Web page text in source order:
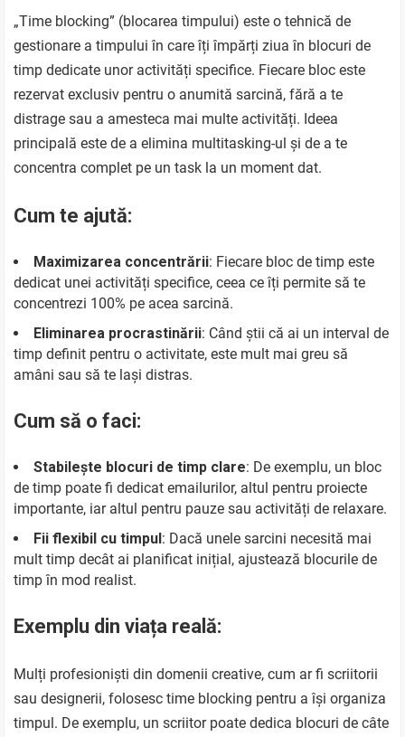
„Time blocking” (blocarea timpului) este o tehnică de
gestionare a timpului în care îți împărți ziua în blocuri de
timp dedicate unor activități specifice. Fiecare bloc este
rezervat exclusiv pentru o anumită sarcină, fără a te
distrage sau a amesteca mai multe activități. Ideea
principală este de a elimina multitasking-ul și de a te
concentra complet pe un task la un moment dat.
Cum te ajută:
Maximizarea concentrării: Fiecare bloc de timp este
dedicat unei activități specifice, ceea ce îți permite să te
concentrezi 100% pe acea sarcină.
Eliminarea procrastinării: Când știi că ai un interval de
timp definit pentru o activitate, este mult mai greu să
amâni sau să te lași distras.
Cum să o faci:
Stabilește blocuri de timp clare: De exemplu, un bloc
de timp poate fi dedicat emailurilor, altul pentru proiecte
importante, iar altul pentru pauze sau activități de relaxare.
Fii flexibil cu timpul: Dacă unele sarcini necesită mai
mult timp decât ai planificat inițial, ajustează blocurile de
timp în mod realist.
Exemplu din viața reală:
Mulți profesioniști din domenii creative, cum ar fi scriitorii
sau designerii, folosesc time blocking pentru a își organiza
timpul. De exemplu, un scriitor poate dedica blocuri de câte